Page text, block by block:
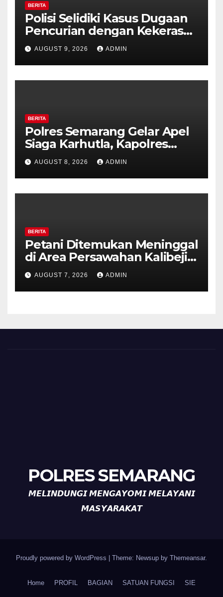
BERITA
Polisi Selidiki Kasus Dugaan
Pencurian dengan Kekerasan
di Counter HP Royal Phone
Ambarawa.
AUGUST 9, 2026 ADMIN
BERITA
Polres Semarang Gelar Apel
Siaga Karhutla, Kapolres
Tekankan Sinergi dan
Kesiapsiagaan Hadapi Musim
Kemarau.
AUGUST 8, 2026 ADMIN
BERITA
Petani Ditemukan Meninggal
di Area Persawahan Kalibeji,
Polisi Pastikan Tidak Ada
Tanda Kekerasan
AUGUST 7, 2026 ADMIN
POLRES SEMARANG
𝙈𝙀𝙇𝙄𝙉𝘿𝙐𝙉𝙂𝙄 𝙈𝙀𝙉𝙂𝘼𝙔𝙊𝙈𝙄 𝙈𝙀𝙇𝘼𝙔𝘼𝙉𝙄
𝙈𝘼𝙎𝙔𝘼𝙍𝘼𝙆𝘼𝙏
Proudly powered by WordPress Theme: Newsup by Themeansar.
Home PROFIL BAGIAN SATUAN FUNGSI SIE